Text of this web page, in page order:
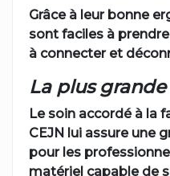
Grâce à leur bonne
sont faciles à
à connecter et
La plus
Le soin accordé à la
CEJN lui assure une
pour les
matériel capable de